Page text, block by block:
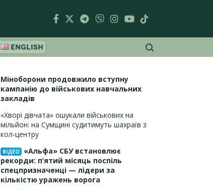
ENGLISH
Міноборони продовжило вступну
кампанію до військових навчальних
закладів
«Хворі дівчата» ошукали військових на
мільйон: на Сумщині судитимуть шахраїв з
кол-центру
ВІДЕО
«Альфа» СБУ встановлює
рекорди: п’ятий місяць поспіль
спецпризначенці — лідери за
кількістю уражень ворога